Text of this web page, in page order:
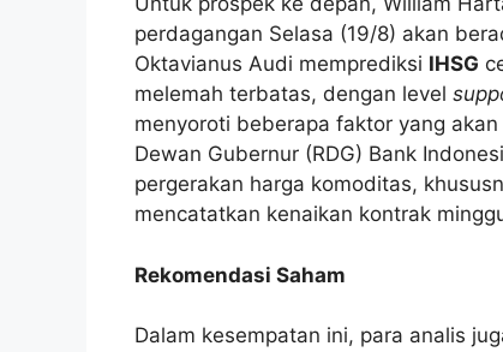
perdagangan Selasa (19/8) akan
Oktavianus Audi memprediksi IHSG
melemah terbatas, dengan level
menyoroti beberapa faktor yang
Dewan Gubernur (RDG) Bank
pergerakan harga komoditas,
mencatatkan kenaikan kontrak
Rekomendasi Saham
Dalam kesempatan ini, para analis